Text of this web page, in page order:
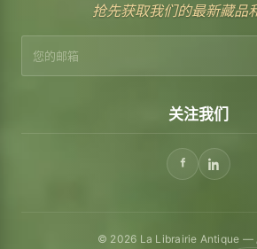
抢先获取我们的最新藏品
关注我们
© 2026 La Librairie Antique —